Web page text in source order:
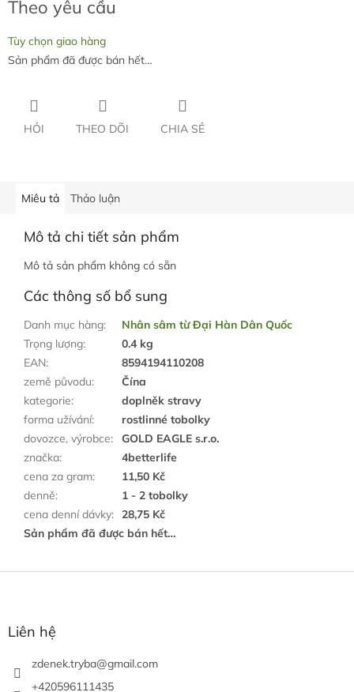
Theo yêu cầu
Tùy chọn giao hàng
Sản phẩm đã được bán hết…
HỎI THEO DÕI CHIA SẺ
Miêu tả Thảo luận
Mô tả chi tiết sản phẩm
Mô tả sản phẩm không có sẵn
Các thông số bổ sung
Danh mục hàng:
Nhân sâm từ Đại Hàn Dân Quốc
Trọng lượng:
0.4 kg
EAN:
8594194110208
země původu:
Čína
kategorie:
doplněk stravy
forma užívání:
rostlinné tobolky
dovozce, výrobce:
GOLD EAGLE s.r.o.
značka:
4betterlife
cena za gram:
11,50 Kč
denně:
1 - 2 tobolky
cena denní dávky: 28,75 Kč
Sản phẩm đã được bán hết…
Liên hệ
zdenek.tryba@gmail.com
+420596111435